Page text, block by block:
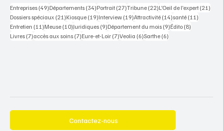
Entreprises (49)49 posts
Départements (34)34 posts
Portrait (27)27 posts
Tribune (22)22 posts
L’Oeil de l’expert (21)
Dossiers spéciaux (21)21 posts
Kiosque (19)19 posts
Interview (19)19 posts
Attractivité (14)14 posts
santé (11)
Entretien (11)11 posts
Meuse (10)10 posts
Juridiques (9)9 posts
Département du mois (9)9 posts
Édito (8)
Livres (7)7 posts
accès aux soins (7)7 posts
Eure-et-Loir (7)7 posts
Veolia (6)6 posts
Sarthe (6)
Contactez-nous